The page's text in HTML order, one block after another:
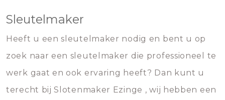
Sleutelmaker
Heeft u een sleutelmaker nodig en bent u op
zoek naar een sleutelmaker die professioneel te
werk gaat en ook ervaring heeft? Dan kunt u
terecht bij Slotenmaker Ezinge , wij hebben een